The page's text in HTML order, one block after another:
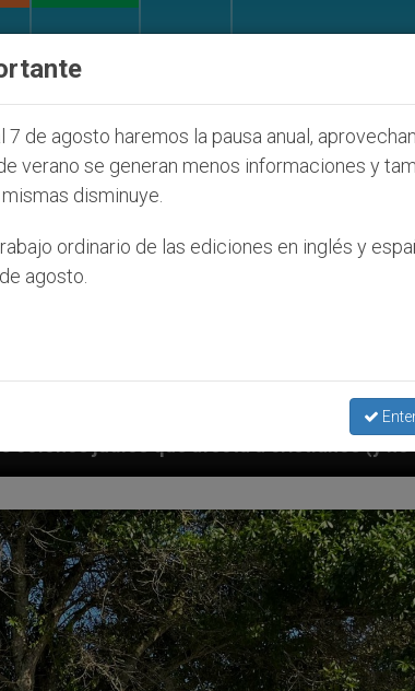
(y no sólo) en Tierra Santa
7 de agosto haremos la pausa anual,
verano se generan menos informaciones y
disminuye.
ordinario de las ediciones en inglés y
agosto.